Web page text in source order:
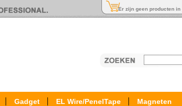
Er zijn geen producten
Gadget EL Wire/PenelTape Magneten